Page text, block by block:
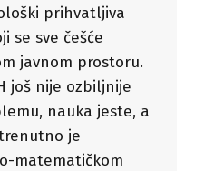
prihvatljiva
se sve češće
javnom prostoru.
još nije ozbiljnije
nauka jeste, a
je
matematičkom